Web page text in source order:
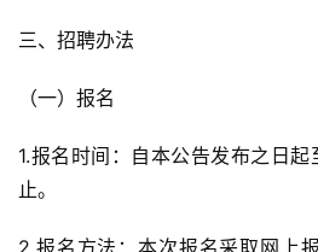
三、招聘办法
（一）报名
1.报名时间：自本公告发布之日
止。